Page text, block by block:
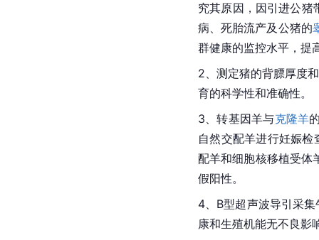
究其原因，因引进公猪
病、死胎流产及公猪的
群健康的监控水平，提
2、测定猪的背膘厚度
育的科学性和准确性。
3、转基因羊与克隆羊
自然交配羊进行妊娠
配羊和细胞核移植受体
假阳性。
4、B型超声波导引采
康和生殖机能无不良影